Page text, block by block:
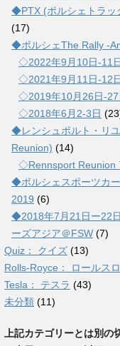
◆PTX (ポルシェトラッ
(17)
◆ポルシェThe Rally -
◇2022年9月10日-11
◇2021年9月11日-12
◇2019年10月26日-27
◇2018年6月2-3日
◆レンシュポルト・リ
Reunion) (14)
◇Rennsport Reunion
◆ポルシェスポーツカ
2019 (6)
◆2018年7月21日ー22
ーズアジア＠FSW (7)
Quiz： クイズ (13)
Rolls-Royce： ロールス
Tesla： テスラ (43)
未分類 (11)
上記カテゴリーとは別の